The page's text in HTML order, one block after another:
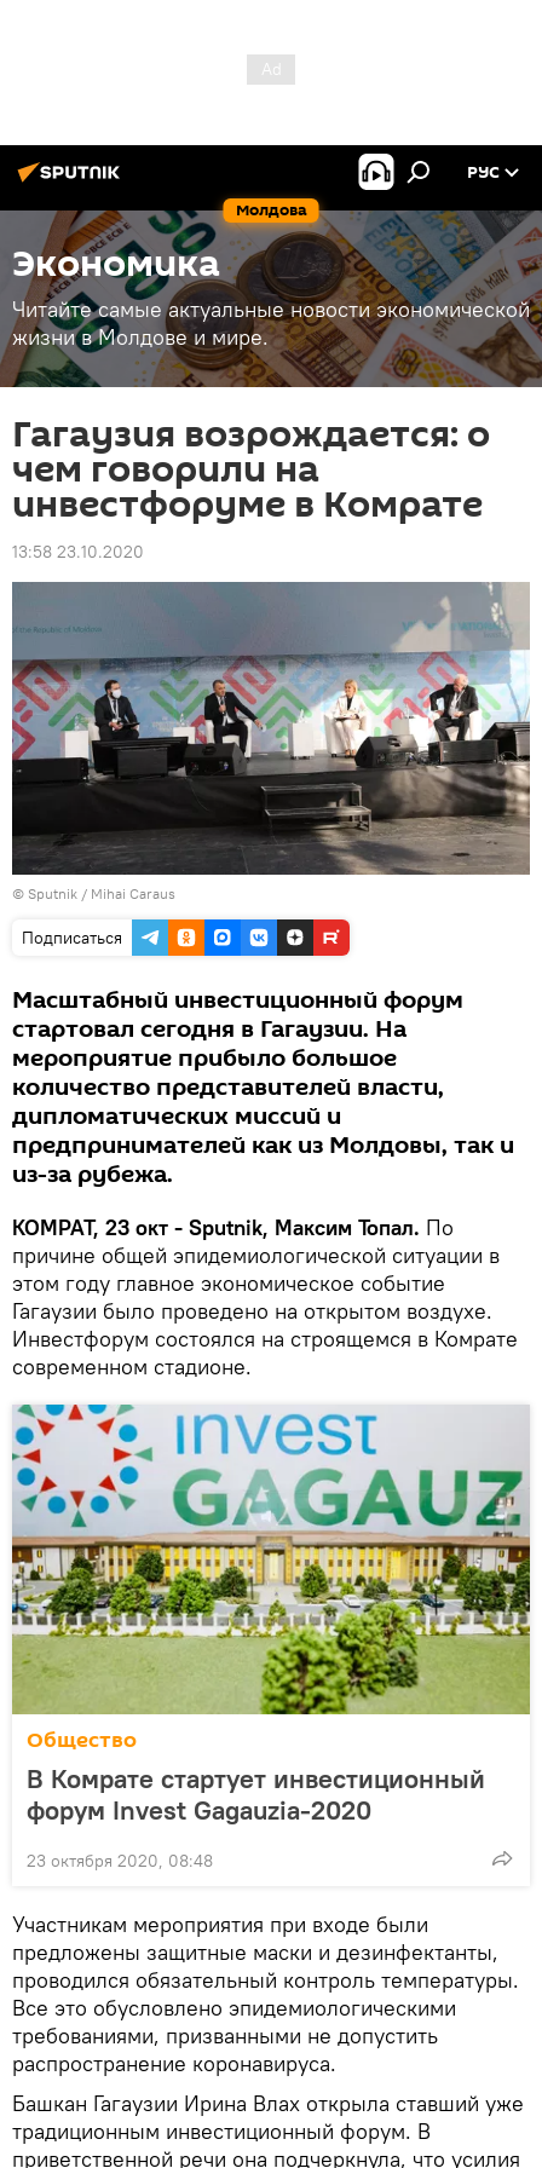
Молдова
РУС
Экономика
Читайте самые актуальные новости экономической
жизни в Молдове и мире.
Гагаузия возрождается: о
чем говорили на
инвестфоруме в Комрате
13:58 23.10.2020
© Sputnik / Mihai Caraus
Подписаться
Масштабный инвестиционный форум
стартовал сегодня в Гагаузии. На
мероприятие прибыло большое
количество представителей власти,
дипломатических миссий и
предпринимателей как из Молдовы, так и
из-за рубежа.
КОМРАТ, 23 окт - Sputnik, Максим Топал. По
причине общей эпидемиологической ситуации в
этом году главное экономическое событие
Гагаузии было проведено на открытом воздухе.
Инвестфорум состоялся на строящемся в Комрате
современном стадионе.
Общество
В Комрате стартует инвестиционный
форум Invest Gagauzia-2020
23 октября 2020, 08:48
Участникам мероприятия при входе были
предложены защитные маски и дезинфектанты,
проводился обязательный контроль температуры.
Все это обусловлено эпидемиологическими
требованиями, призванными не допустить
распространение коронавируса.
Башкан Гагаузии Ирина Влах открыла ставший уже
традиционным инвестиционный форум. В
приветственной речи она подчеркнула, что усилия